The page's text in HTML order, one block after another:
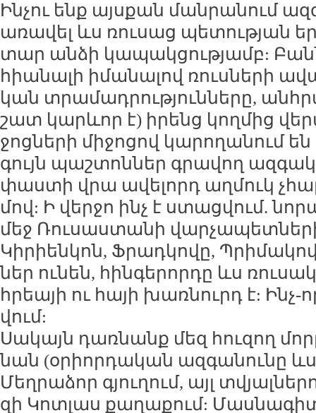
Ին­չու ենք այս­քան ման­րա­նում
ա­ռա­վել ևս ռու­սաց պե­տու­թյան
տար ան­ձի կա­պակ­ցու­թյամբ:
հիա­նա­լի ի­մա­նա­լով ռուս­նե­րի
կան տրա­մադ­րու­թյուն­նե­րը,
շատ կարևոր է) ի­րենց կող­մից
ջոց­նե­րի մի­ջո­ցով կա­րո­ղա­նում
գույն պաշ­տոն­ներ գրա­վող
փաս­տի վրա ա­վե­լորդ աղ­մուկ
մով: Ի վեր­ջո ինչ է ստաց­վում.
մեջ Ռու­սաս­տա­նի
Կի­րիեն­կոն, Ֆրադ­կո­վը,
ներ ու­նեն, հին­գե­րոր­դը ևս
հրեա­յի ու հա­յի խառ­նուրդ է:
վում:
Սա­կայն դառ­նանք մեզ հու­զող
նան (օ­րիոր­դա­կան ազ­գա­նու­նը
Մեղ­րա­ձոր գյու­ղում, այլ
զի Կոտ­լաս քա­ղա­քում: